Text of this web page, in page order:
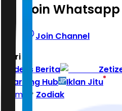
Join
Join Channel
Hari ini
Indeks Berita
Learning Hub
Iklan Jitu
Home
Zodiak